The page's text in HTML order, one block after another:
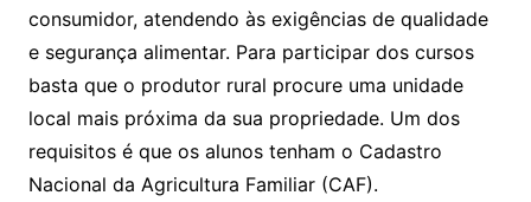
consumidor, atendendo às exigências de qualidade
e segurança alimentar. Para participar dos cursos
basta que o produtor rural procure uma unidade
local mais próxima da sua propriedade. Um dos
requisitos é que os alunos tenham o Cadastro
Nacional da Agricultura Familiar (CAF).